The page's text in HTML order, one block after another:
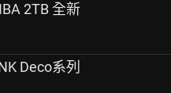
2TB 全新
Deco系列